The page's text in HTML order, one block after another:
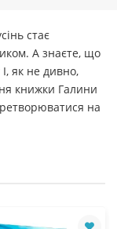
стає
А знаєте, що
як не дивно,
книжки Галини
на